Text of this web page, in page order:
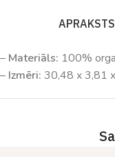
APRAKSTS
– Materiāls: 100%
– Izmēri: 30,48 x 3,81